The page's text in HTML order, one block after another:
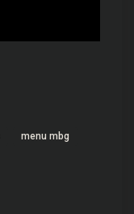
menu mbg